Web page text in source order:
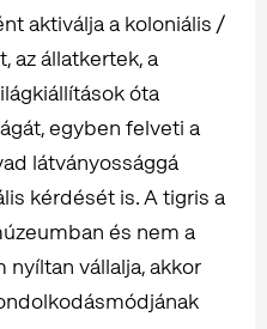
aktiválja a koloniális /
az állatkertek, a
óta
egyben felveti a
látványossággá
kérdését is. A tigris a
és nem a
nyíltan vállalja, akkor